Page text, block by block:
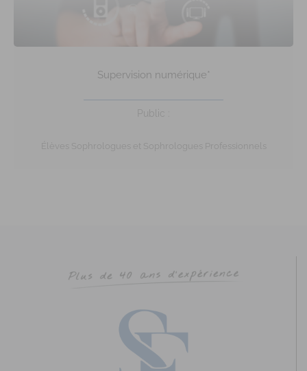
Supervision numérique*
Public :
Élèves Sophrologues et Sophrologues Professionnels